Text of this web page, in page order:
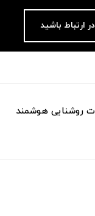
ارتباط باشید
روشنایی هوشمند